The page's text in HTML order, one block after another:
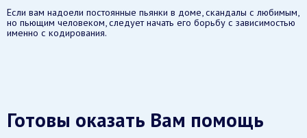
Если вам надоели постоянные пьянки в доме, скандалы с любимым,
но пьющим человеком, следует начать его борьбу с зависимостью
именно с кодирования.
Готовы оказать Вам помощь